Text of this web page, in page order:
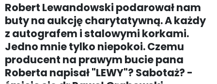
Robert Lewandowski podarował nam
buty na aukcję charytatywną. A każdy
z autografem i stalowymi korkami.
Jedno mnie tylko niepokoi. Czemu
producent na prawym bucie pana
Roberta napisał "LEWY"? Sabotaż? -